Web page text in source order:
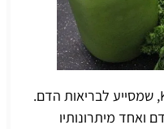
– הוא עשיר בוויטמין K, שמסייע לבריאות הדם.
ואחד מיתרונותיו